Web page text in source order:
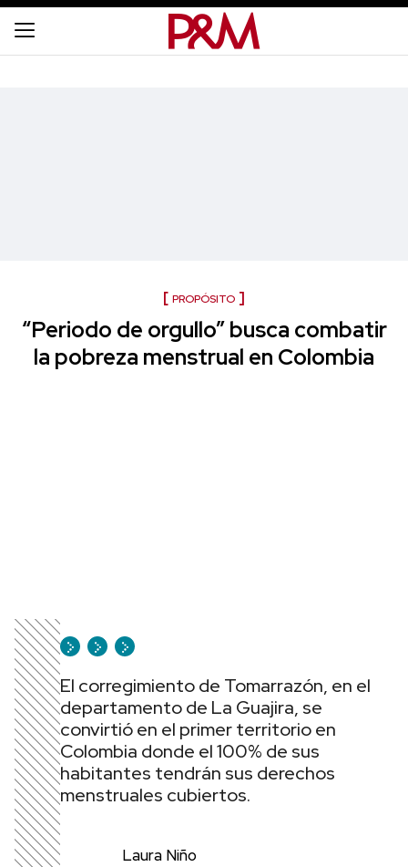
PROPÓSITO
“Periodo de orgullo” busca combatir
la pobreza menstrual en Colombia
El corregimiento de Tomarrazón, en el
departamento de La Guajira, se
convirtió en el primer territorio en
Colombia donde el 100% de sus
habitantes tendrán sus derechos
menstruales cubiertos.
Laura Niño